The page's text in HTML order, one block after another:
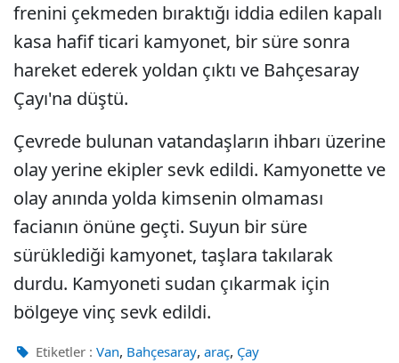
frenini çekmeden bıraktığı iddia edilen kapalı
kasa hafif ticari kamyonet, bir süre sonra
hareket ederek yoldan çıktı ve Bahçesaray
Çayı'na düştü.
Çevrede bulunan vatandaşların ihbarı üzerine
olay yerine ekipler sevk edildi. Kamyonette ve
olay anında yolda kimsenin olmaması
facianın önüne geçti. Suyun bir süre
sürüklediği kamyonet, taşlara takılarak
durdu. Kamyoneti sudan çıkarmak için
bölgeye vinç sevk edildi.
Etiketler : Van, Bahçesaray, araç, Çay